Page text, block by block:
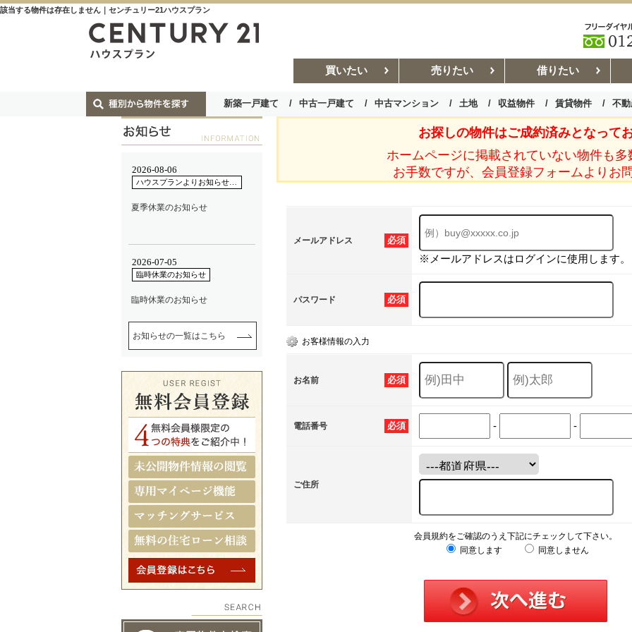
該当する物件は存在しません｜センチュリー21ハウスプラン
買いたい 売りたい 借りたい
新築一戸建て 中古一戸建て 中古マンション 土地 収益物件 賃貸物件 不
お部屋探しコラム 賃貸管理コ
お探しの物件はご成約済みとなってお
ホームページに掲載されていない物件も多
お手数ですが、会員登録フォームよりお
必須
メールアドレス
※メールアドレスはログインに使用します。
必須
パスワード
お客様情報の入力
必須
お名前
必須
電話番号 - -
ご住所
会員規約をご確認のうえ下記にチェックして下さい。
同意します
同意しません
お知らせの一覧はこちら